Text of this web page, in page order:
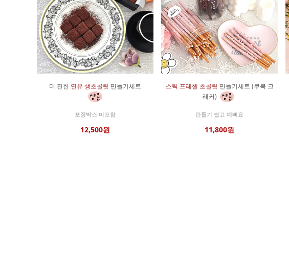
더 진한 연유 생초콜릿 만들기세트
포장박스 미포함
12,500원
스틱 프레첼 초콜릿 만들기세트 (쿠북 크
래커)
만들기 쉽고 예뻐요
11,800원